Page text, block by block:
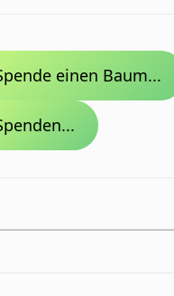
einen Baum...